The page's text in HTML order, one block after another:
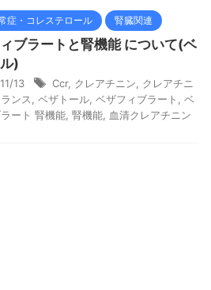
症・コレステロール 腎臓関連
ブラートと腎機能 について(ベ
)
13 Ccr, クレアチニン, クレアチニ
ンス, ベザトール, ベザフィブラート , ベ
ート 腎機能, 腎機能, 血清クレアチニン